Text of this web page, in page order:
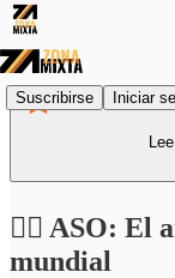
Suscribirse Iniciar
🚴‍♂️ ASO: El
mundial